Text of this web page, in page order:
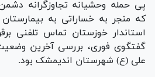
پی حمله وحشیانه تجاوزگرانه
که منجر به خساراتی به
استاندار خوزستان تماس تلفنی
گفتگوی فوری، بررسی آخرین
علی (ع) شهرستان اندیمشک بود.